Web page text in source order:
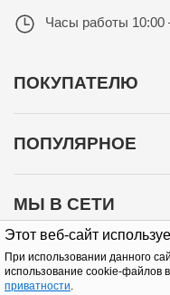
Этот веб-сайт
При использовании данного
использование cookie-файлов
приватности.
Часы работы 10:00
ПОКУПАТЕЛЮ
ПОПУЛЯРНОЕ
МЫ В СЕТИ